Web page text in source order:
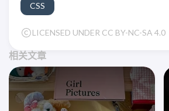
CSS
LICENSED UNDER CC BY-NC-SA 4.0
相关文章